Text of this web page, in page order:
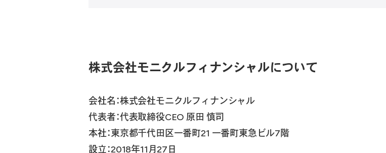
株式会社モニクルフィナンシャルについて
会社名：株式会社モニクルフィナンシャル
代表者：代表取締役CEO 原田 慎司
本社：東京都千代田区一番町21 一番町東急ビル7階
設立：2018年11月27日